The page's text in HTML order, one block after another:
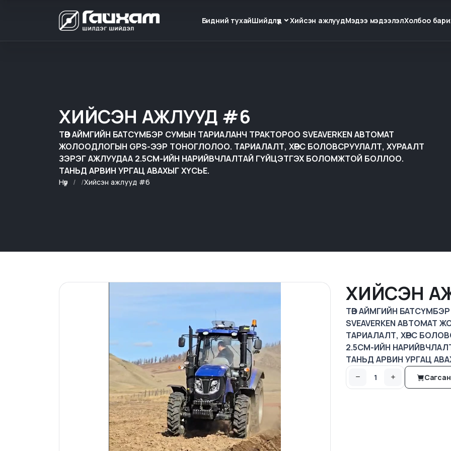
Бидний тухайШийдлүүд Хийсэн ажлуудМэдээ мэдээлэлХолбоо
ХИЙСЭН АЖЛУУД #6
ТӨВ АЙМГИЙН БАТСҮМБЭР СУМЫН ТАРИАЛАНЧ ТРАКТОРОО SVEAVERKEN АВТОМАТ
ЖОЛООДЛОГЫН GPS-ЭЭР ТОНОГЛОЛОО. ТАРИАЛАЛТ, ХӨРС БОЛОВСРУУЛАЛТ, ХУРААЛТ
ЗЭРЭГ АЖЛУУДАА 2.5СМ-ИЙН НАРИЙВЧЛАЛТАЙ ГҮЙЦЭТГЭХ БОЛОМЖТОЙ БОЛЛОО.
ТАНЬД АРВИН УРГАЦ АВАХЫГ ХҮСЬЕ.
Нүүр Хийсэн ажлууд #6
ХИЙСЭН
ТӨВ АЙМГИЙН
SVEAVERKEN
ТАРИАЛАЛТ, ХӨРС
2.5СМ-ИЙН
ТАНЬД АРВИН УРГАЦ